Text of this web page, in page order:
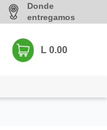
Donde
entregamos
L 0.00